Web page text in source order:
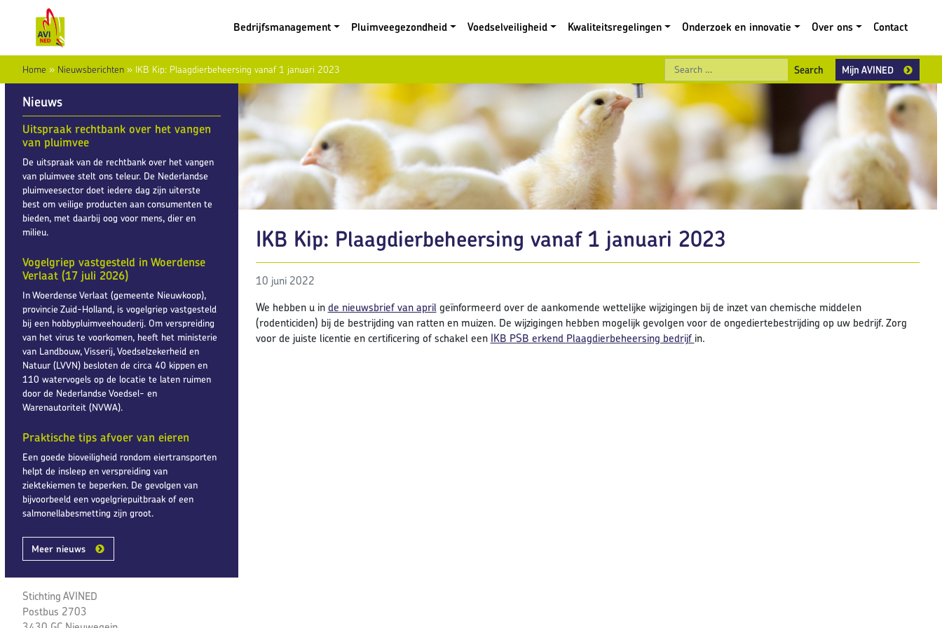
Bedrijfsmanagement
Pluimveegezondheid Voedselveiligheid Kwaliteitsregelingen Onderzoek en innovatie Over ons Contact
Home » Nieuwsberichten » IKB Kip: Plaagdierbeheersing vanaf 1 januari 2023 Search
Mijn AVINED
Nieuws
Uitspraak rechtbank over het vangen
van pluimvee
De uitspraak van de rechtbank over het vangen
van pluimvee stelt ons teleur. De Nederlandse
pluimveesector doet iedere dag zijn uiterste
best om veilige producten aan consumenten te
bieden, met daarbij oog voor mens, dier en
milieu.
Vogelgriep vastgesteld in Woerdense
Verlaat (17 juli 2026)
In Woerdense Verlaat (gemeente Nieuwkoop),
provincie Zuid-Holland, is vogelgriep vastgesteld
bij een hobbypluimveehouderij. Om verspreiding
van het virus te voorkomen, heeft het ministerie
van Landbouw, Visserij, Voedselzekerheid en
Natuur (LVVN) besloten de circa 40 kippen en
110 watervogels op de locatie te laten ruimen
door de Nederlandse Voedsel- en
Warenautoriteit (NVWA).
Praktische tips afvoer van eieren
Een goede bioveiligheid rondom eiertransporten
helpt de insleep en verspreiding van
ziektekiemen te beperken. De gevolgen van
bijvoorbeeld een vogelgriepuitbraak of een
salmonellabesmetting zijn groot.
Meer nieuws
Stichting AVINED
Postbus 2703
IKB Kip: Plaagdierbeheersing vanaf 1 januari 2023
10 juni 2022
We hebben u inde nieuwsbrief van april geïnformeerd over de aankomende wettelijke wijzigingen bij de inzet van chemische middelen
(rodenticiden) bij de bestrijding van ratten en muizen. De wijzigingen hebben mogelijk gevolgen voor de ongediertebestrijding op uw bedrijf. Zorg
voor de juiste licentie en certificering of schakel een IKB PSB erkend Plaagdierbeheersing bedrijf in.